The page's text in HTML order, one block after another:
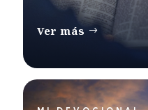
Ver más